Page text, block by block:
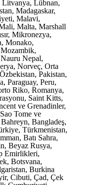
Lübnan,
Madagaskar,
Malavi,
Malta, Marshall
Mikronezya,
Monako,
Nepal,
Norveç, Orta
Pakistan,
Paraguay, Peru,
Riko, Romanya,
Saint Kitts,
ve Grenadinler,
Tome ve
Bangladeş,
Türkmenistan,
Batı Sahra,
Beyaz Rusya,
Emirlikleri,
Botsvana,
Burkina
Cibuti, Çad, Çek